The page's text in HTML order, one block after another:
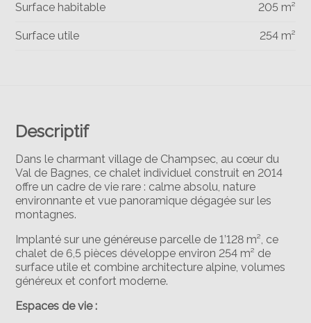
Descriptif
Dans le charmant village de Champsec, au cœur du
Val de Bagnes, ce chalet individuel construit en 2014
offre un cadre de vie rare : calme absolu, nature
environnante et vue panoramique dégagée sur les
montagnes.
Implanté sur une généreuse parcelle de 1’128 m², ce
chalet de 6,5 pièces développe environ 254 m² de
surface utile et combine architecture alpine, volumes
généreux et confort moderne.
Espaces de vie :
Surface habitable 205 m²
Surface utile 254 m²